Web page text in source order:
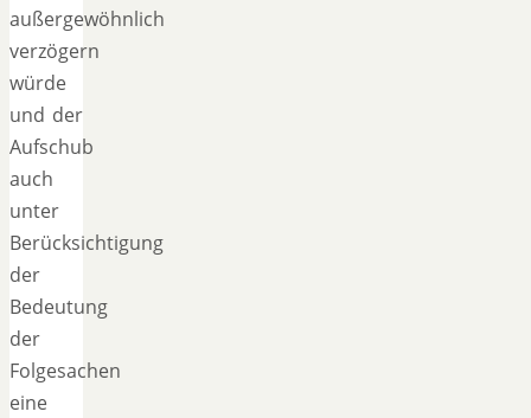
außergewöhnlich
verzögern
würde
und der
Aufschub
auch
unter
Berücksichtigung
der
Bedeutung
der
Folgesachen
eine